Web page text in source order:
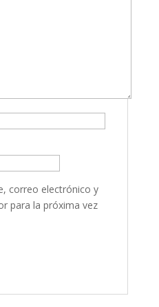
correo electrónico y
para la próxima vez